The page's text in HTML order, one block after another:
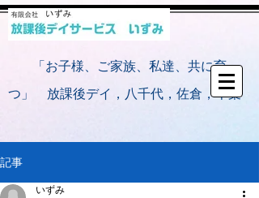
「お子様、ご家族、私達、共に育
つ」 放課後デイ，八千代，佐倉，千葉
記事
いずみ